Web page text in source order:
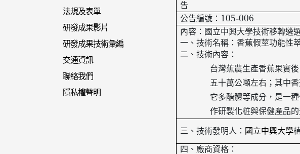
法規及表單
研發成果影片
研發成果技術彙編
交通資訊
聯絡我們
隱私權聲明
告
公告編號： 105-006
內容：國立中興大學技術移轉遴
一、技術名稱：香蕉假莖功能性
二、技術內容：
台灣蕉農生產香蕉果實
五十萬公噸左右；其中
它多醣體等成分，是一
作研製化粧與保健產品
三、 技術發明人： 國立中興大學
四、廠商資格：